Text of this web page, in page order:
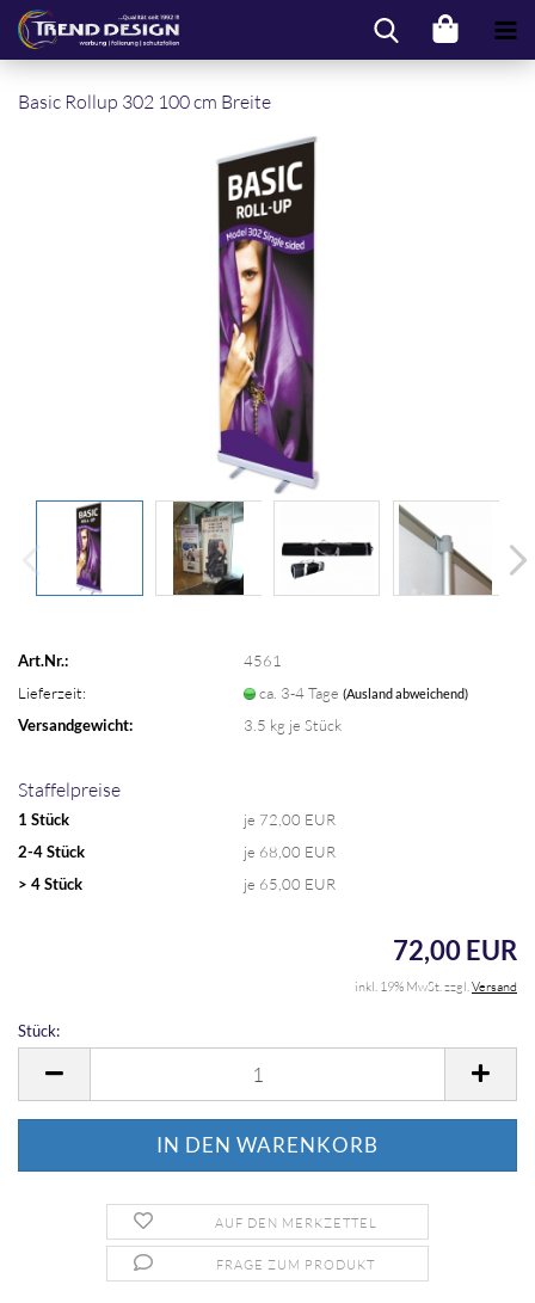
Basic Rol­lup 302 100 cm Brei­te
Art.Nr.:
4561
Lieferzeit:
ca. 3-4 Tage(Ausland abweichend)
Versandgewicht: 3.5 kg je Stück
Staffelpreise
1 Stück
je 72,00 EUR
2-4 Stück
je 68,00 EUR
> 4 Stück
je 65,00 EUR
72,00 EUR
inkl. 19% MwSt. zzgl.Versand
Stück:
AUF DEN MERKZETTEL
FRAGE ZUM PRODUKT